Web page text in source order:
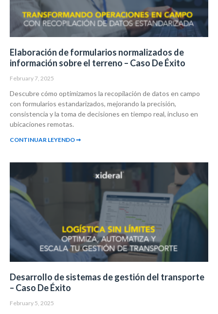
Elaboración de formularios normalizados de
información sobre el terreno – Caso De Éxito
February 7, 2025
Descubre cómo optimizamos la recopilación de datos en campo
con formularios estandarizados, mejorando la precisión,
consistencia y la toma de decisiones en tiempo real, incluso en
ubicaciones remotas.
CONTINUAR LEYENDO ➞
Desarrollo de sistemas de gestión del transporte
– Caso De Éxito
February 5, 2025